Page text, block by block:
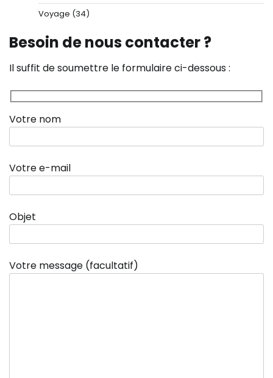
Voyage (34)
Besoin de nous contacter ?
Il suffit de soumettre le formulaire ci-dessous :
Votre nom
Votre e-mail
Objet
Votre message (facultatif)